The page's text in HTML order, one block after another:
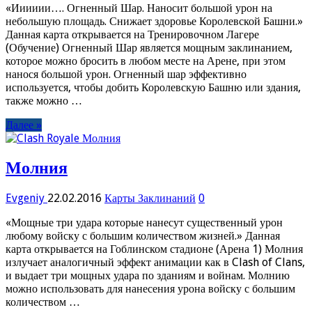
«Ииииии…. Огненный Шар. Наносит большой урон на
небольшую площадь. Снижает здоровье Королевской Башни.»
Данная карта открывается на Тренировочном Лагере
(Обучение) Огненный Шар является мощным заклинанием,
которое можно бросить в любом месте на Арене, при этом
нанося большой урон. Огненный шар эффективно
используется, чтобы добить Королевскую Башню или здания,
также можно …
Далее »
Молния
Evgeniy 22.02.2016 Карты Заклинаний 0
«Мощные три удара которые нанесут существенный урон
любому войску с большим количеством жизней.» Данная
карта открывается на Гоблинском стадионе (Арена 1) Молния
излучает аналогичный эффект анимации как в Clash of Clans,
и выдает три мощных удара по зданиям и войнам. Молнию
можно использовать для нанесения урона войску с большим
количеством …